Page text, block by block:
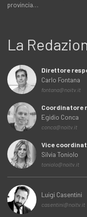
provincia…
La
Direttore
Carlo Fontana
fontana@noitv.it
Coordinatore
Egidio Conca
conca@noitv.it
Vice
Silvia Toniolo
toniolo@noitv.it
Luigi Casentini
casentini@noitv.it